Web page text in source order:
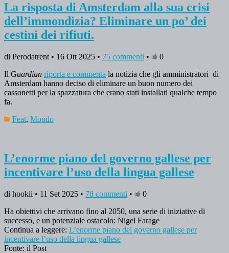
La risposta di Amsterdam alla sua crisi
dell’immondizia? Eliminare un po’ dei
cestini dei rifiuti.
di Perodatrent • 16 Ott 2025 • 75 commenti •
0
Il Guardian riporta e commenta la notizia che gli amministratori di
Amsterdam hanno deciso di eliminare un buon numero dei
cassonetti per la spazzatura che erano stati installati qualche tempo
fa.
Feat, Mondo
L’enorme piano del governo gallese per
incentivare l’uso della lingua gallese
di hookii • 11 Set 2025 • 78 commenti •
0
Ha obiettivi che arrivano fino al 2050, una serie di iniziative di
successo, e un potenziale ostacolo: Nigel Farage
Continua a leggere: L’enorme piano del governo gallese per
incentivare l’uso della lingua gallese
Fonte: il Post